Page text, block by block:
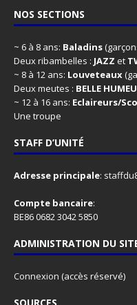
NOS SECTIONS
~ 6 à 8 ans: Baladins
Deux ribambelles : JAZZ et
~ 8 à 12 ans: Louveteaux
Deux meutes : BELLE
~ 12 à 16 ans: Eclaireurs/
Une troupe
STAFF D’UNITÉ
Adresse principale:
Compte bancaire:
BE86 0682 3042 5850
ADMINISTRATION DU
Connexion (accès réservé)